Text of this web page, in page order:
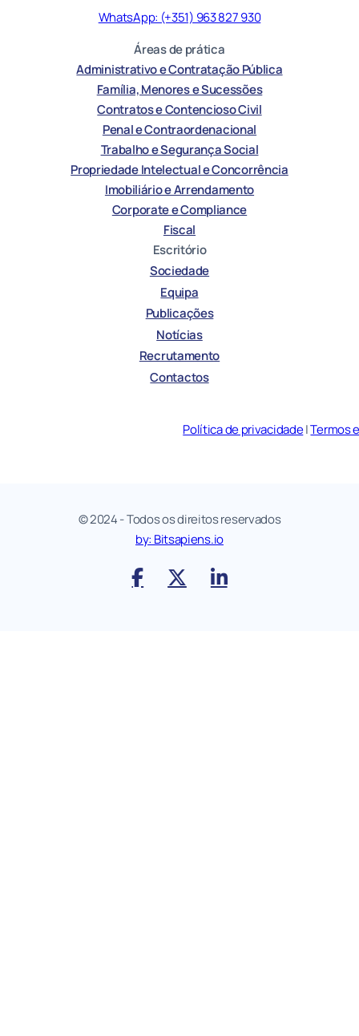
WhatsApp: (+351) 963 827 930
Áreas de prática
Administrativo e Contratação Pública
Família, Menores e Sucessões
Contratos e Contencioso Civil
Penal e Contraordenacional
Trabalho e Segurança Social
Propriedade Intelectual e Concorrência
Imobiliário e Arrendamento
Corporate e Compliance
Fiscal
Escritório
Sociedade
Equipa
Publicações
Notícias
Recrutamento
Contactos
Política de privacidade|Termos
© 2024 - Todos os direitos reservados
by: Bitsapiens.io